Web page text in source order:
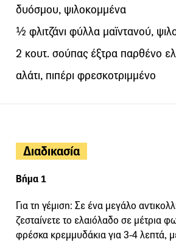
δυόσμου, ψιλοκομμένα
½ φλιτζάνι φύλλα μαϊντανού,
2 κουτ. σούπας έξτρα παρθένο
αλάτι, πιπέρι φρεσκοτριμμένο
Διαδικασία
Βήμα 1
Για τη γέμιση: Σε ένα μεγάλο
ζεσταίνετε το ελαιόλαδο σε μέτρια
φρέσκα κρεμμυδάκια για 3-4 λεπτά,